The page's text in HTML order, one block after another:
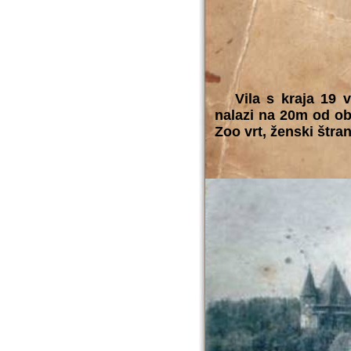
Vila s kraja 19
nalazi na 20m od
Zoo vrt, ženski